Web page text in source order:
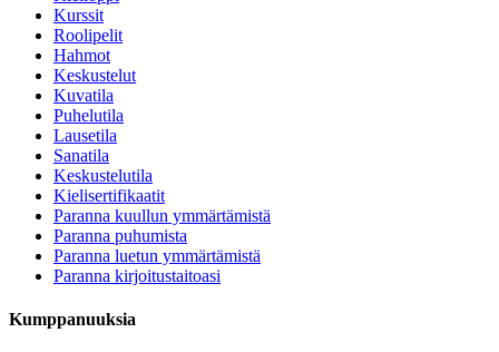
Kurssit
Roolipelit
Hahmot
Keskustelut
Kuvatila
Puhelutila
Lausetila
Sanatila
Keskustelutila
Kielisertifikaatit
Paranna kuullun ymmärtämistä
Paranna puhumista
Paranna luetun ymmärtämistä
Paranna kirjoitustaitoasi
Kumppanuuksia